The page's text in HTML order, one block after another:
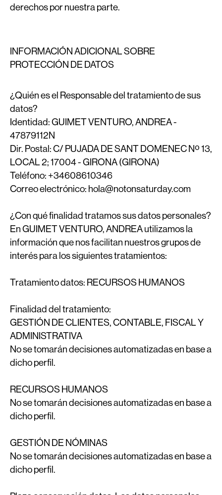
derechos por nuestra parte.
INFORMACIÓN ADICIONAL SOBRE
PROTECCIÓN DE DATOS
¿Quién es el Responsable del tratamiento de sus
datos?
Identidad:GUIMET VENTURO, ANDREA -
47879112N
Dir. Postal:C/ PUJADA DE SANT DOMENEC Nº 13,
LOCAL 2; 17004 - GIRONA (GIRONA)
Teléfono: +34608610346
Correo electrónico: hola@notonsaturday.com
¿Con qué finalidad tratamos sus datos personales?
En GUIMET VENTURO, ANDREA utilizamos la
información que nos facilitan nuestros grupos de
interés para los siguientes tratamientos:
Tratamiento datos: RECURSOS HUMANOS
Finalidad del tratamiento:
GESTIÓN DE CLIENTES, CONTABLE, FISCAL Y
ADMINISTRATIVA
No se tomarán decisiones automatizadas en base a
dicho perfil.
RECURSOS HUMANOS
No se tomarán decisiones automatizadas en base a
dicho perfil.
GESTIÓN DE NÓMINAS
No se tomarán decisiones automatizadas en base a
dicho perfil.